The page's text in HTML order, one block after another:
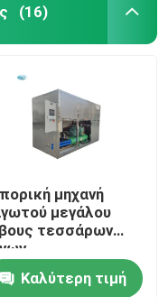
(16)
μηχανή
μεγάλου
τεσσάρων
Καλύτερη τιμή